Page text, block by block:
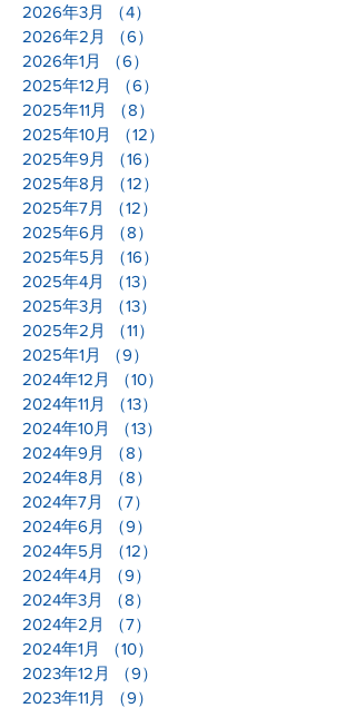
2026年3月
（4）
2026年2月
（6）
2026年1月
（6）
2025年12月
（6）
2025年11月
（8）
2025年10月
（12）
2025年9月
（16）
2025年8月
（12）
2025年7月
（12）
2025年6月
（8）
2025年5月
（16）
2025年4月
（13）
2025年3月
（13）
2025年2月
（11）
2025年1月
（9）
2024年12月
（10）
2024年11月
（13）
2024年10月
（13）
2024年9月
（8）
2024年8月
（8）
2024年7月
（7）
2024年6月
（9）
2024年5月
（12）
2024年4月
（9）
2024年3月
（8）
2024年2月
（7）
2024年1月
（10）
2023年12月
（9）
2023年11月
（9）